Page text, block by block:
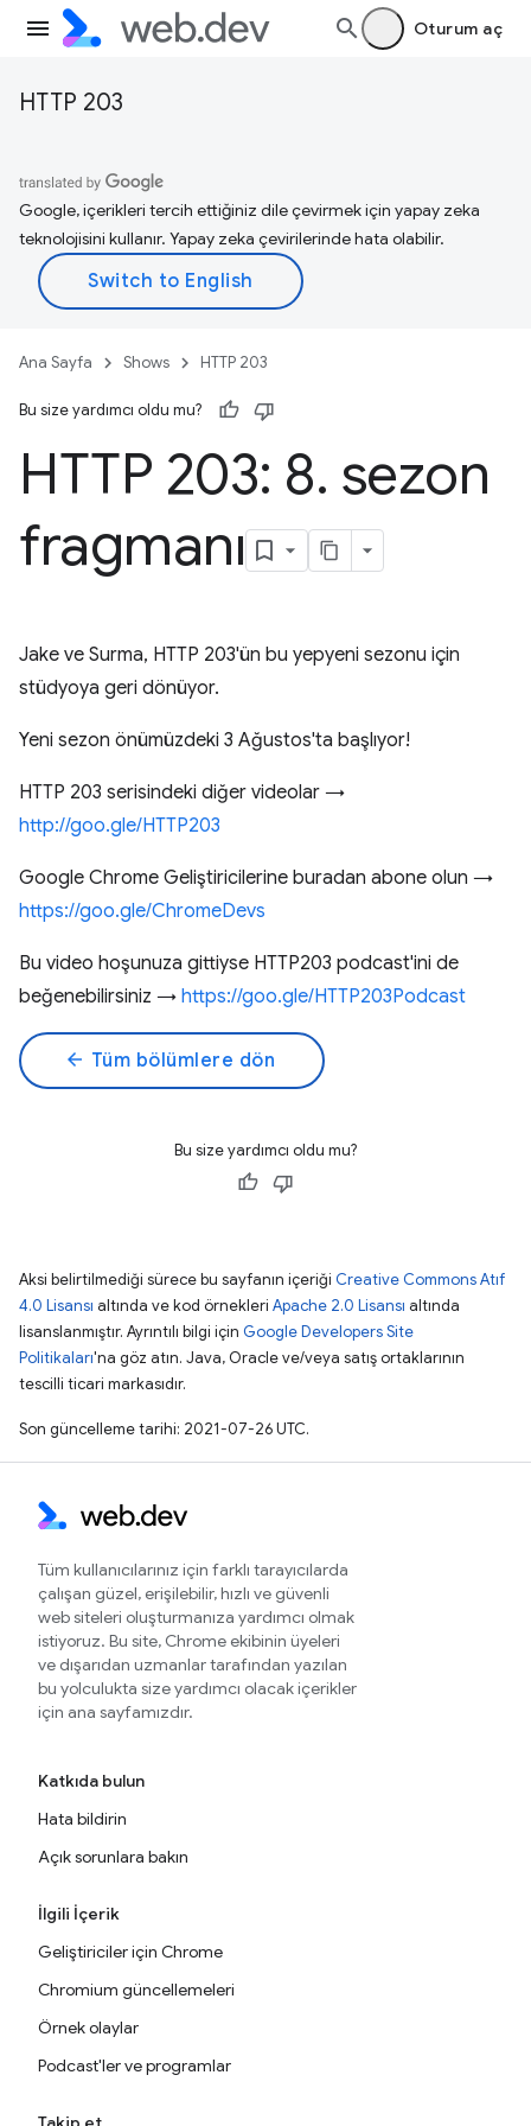
Oturum aç
HTTP 203
Google, içerikleri tercih ettiğiniz dile çevirmek için yapay zeka
teknolojisini kullanır. Yapay zeka çevirilerinde hata olabilir.
Ana Sayfa Shows HTTP 203
Bu size yardımcı oldu mu?
HTTP 203: 8. sezon
fragmanı
Jake ve Surma, HTTP 203'ün bu yepyeni sezonu için
stüdyoya geri dönüyor.
Yeni sezon önümüzdeki 3 Ağustos'ta başlıyor!
HTTP 203 serisindeki diğer videolar →
http://goo.gle/HTTP203
Google Chrome Geliştiricilerine buradan abone olun →
https://goo.gle/ChromeDevs
Bu video hoşunuza gittiyse HTTP203 podcast'ini de
beğenebilirsiniz → https://goo.gle/HTTP203Podcast
arrow_back Tüm bölümlere dön
Bu size yardımcı oldu mu?
Aksi belirtilmediği sürece bu sayfanın içeriği Creative Commons Atıf
4.0 Lisansı altında ve kod örnekleri Apache 2.0 Lisansı altında
lisanslanmıştır. Ayrıntılı bilgi için Google Developers Site
Politikaları'na göz atın. Java, Oracle ve/veya satış ortaklarının
tescilli ticari markasıdır.
Son güncelleme tarihi: 2021-07-26 UTC.
Tüm kullanıcılarınız için farklı tarayıcılarda
çalışan güzel, erişilebilir, hızlı ve güvenli
web siteleri oluşturmanıza yardımcı olmak
istiyoruz. Bu site, Chrome ekibinin üyeleri
ve dışarıdan uzmanlar tarafından yazılan
bu yolculukta size yardımcı olacak içerikler
için ana sayfamızdır.
Katkıda bulun
Hata bildirin
Açık sorunlara bakın
İlgili İçerik
Geliştiriciler için Chrome
Chromium güncellemeleri
Örnek olaylar
Podcast'ler ve programlar